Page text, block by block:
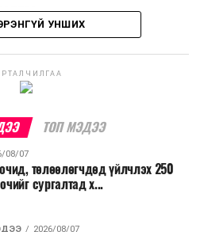
УНШИХ
ТОП МЭДЭЭ
08/07
төлөөлөгчдөд үйлчлэх 250
сургалтад х...
2026/08/07